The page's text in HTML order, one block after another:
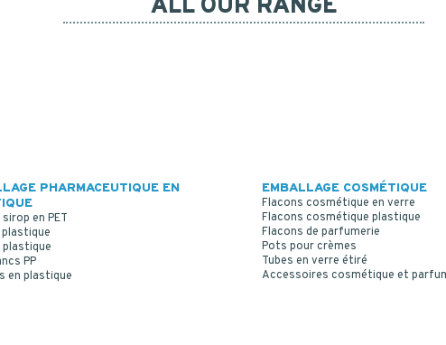
ALL OUR RANGE
PHARMACEUTIQUE EN
en PET
plastique
PP
en plastique
EMBALLAGE COSMÉTIQUE
Flacons cosmétique en verre
Flacons cosmétique plastique
Flacons de parfumerie
Pots pour crèmes
Tubes en verre étiré
Accessoires cosmétique et